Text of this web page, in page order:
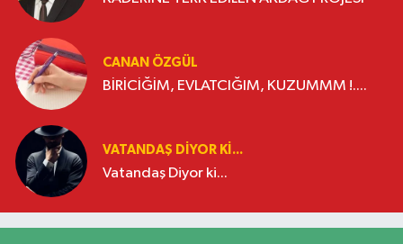
CANAN ÖZGÜL
BİRİCİĞİM, EVLATCIĞIM, KUZUMMM !....
VATANDAŞ DIYOR KI...
Vatandaş Diyor ki...